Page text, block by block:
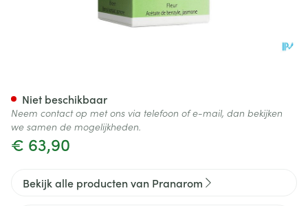
€ 63,90
Niet beschikbaar
Neem contact op met ons via telefoon of e-mail, dan bekijken
we samen de mogelijkheden.
Bekijk alle producten van Pranarom